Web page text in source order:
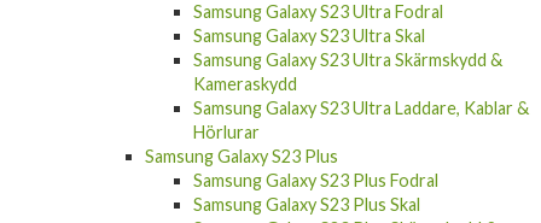
Samsung Galaxy S23 Ultra Fodral
Samsung Galaxy S23 Ultra Skal
Samsung Galaxy S23 Ultra Skärmskydd &
Kameraskydd
Samsung Galaxy S23 Ultra Laddare, Kablar &
Hörlurar
Samsung Galaxy S23 Plus
Samsung Galaxy S23 Plus Fodral
Samsung Galaxy S23 Plus Skal